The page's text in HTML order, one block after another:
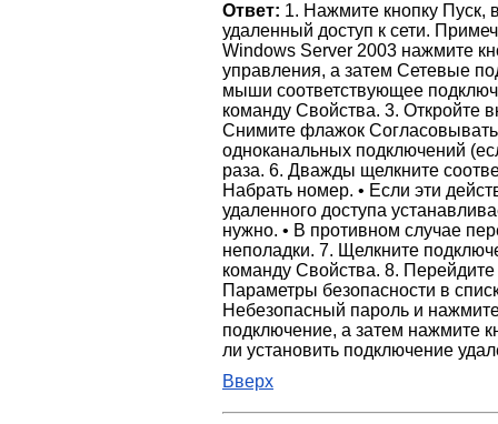
Ответ: 1. Нажмите кнопку Пуск,
удаленный доступ к сети.
Windows Server 2003 нажмите
управления, а затем Сетевые
мыши соответствующее
команду Свойства. 3. Откройте
Снимите флажок
одноканальных подключений
раза. 6. Дважды щелкните
Набрать номер. • Если эти
удаленного доступа
нужно. • В противном случае
неполадки. 7. Щелкните
команду Свойства. 8.
Параметры безопасности в
Небезопасный пароль и
подключение, а затем нажмите
ли установить подключение
Вверх